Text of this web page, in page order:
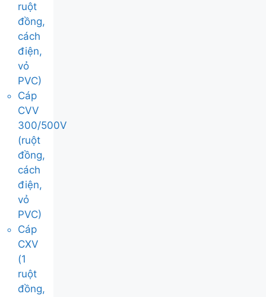
ruột
đồng,
cách
điện,
vỏ
PVC)
Cáp
CVV
300/500V
(ruột
đồng,
cách
điện,
vỏ
PVC)
Cáp
CXV
(1
ruột
đồng,